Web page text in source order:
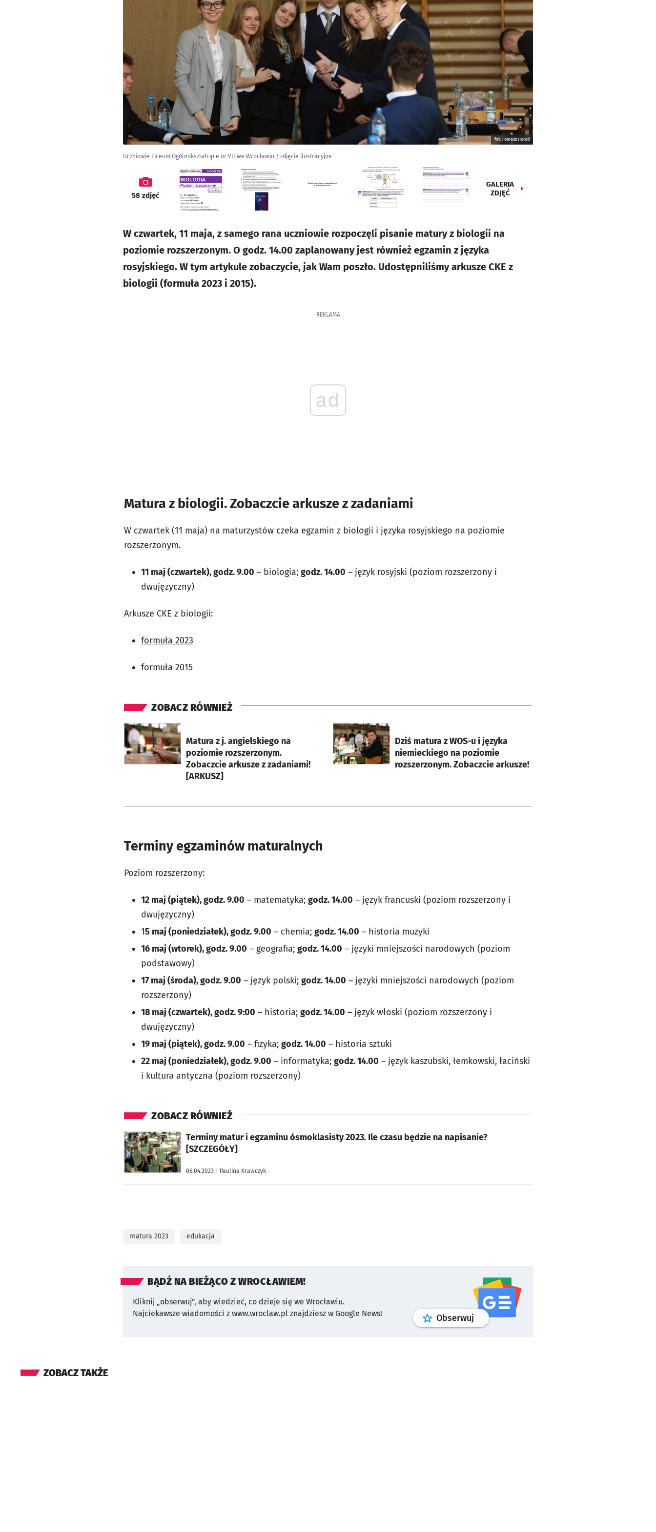
fot. Tomasz Hołod
Uczniowie Liceum Ogólnokształcące nr VII we Wrocławiu / zdjęcie ilustracyjne
galeria
58zdjęć
GALERIA
ZDJĘĆ
W czwartek, 11 maja, z samego rana uczniowie rozpoczęli pisanie matury z biologii na
poziomie rozszerzonym. O godz. 14.00 zaplanowany jest również egzamin z języka
rosyjskiego. W tym artykule zobaczycie, jak Wam poszło. Udostępniliśmy arkusze CKE z
biologii (formuła 2023 i 2015).
REKLAMA
ad
Matura z biologii. Zobaczcie arkusze z zadaniami
W czwartek (11 maja) na maturzystów czeka egzamin z biologii i języka rosyjskiego na poziomie
rozszerzonym.
11 maj (czwartek), godz. 9.00 – biologia; godz. 14.00 – język rosyjski (poziom rozszerzony i
dwujęzyczny)
Arkusze CKE z biologii:
formuła 2023
formuła 2015
ZOBACZ RÓWNIEŻ
Matura z j. angielskiego na
poziomie rozszerzonym.
Zobaczcie arkusze z zadaniami!
[ARKUSZ]
otworzy się w nowej karcie
Dziś matura z WOS-u i języka
niemieckiego na poziomie
rozszerzonym. Zobaczcie arkusze!
otworzy się w nowej karcie
Terminy egzaminów maturalnych
Poziom rozszerzony:
12 maj (piątek), godz. 9.00 – matematyka; godz. 14.00 – język francuski (poziom rozszerzony i
dwujęzyczny)
15 maj (poniedziałek), godz. 9.00 – chemia; godz. 14.00 – historia muzyki
16 maj (wtorek), godz. 9.00 – geografia; godz. 14.00 – języki mniejszości narodowych (poziom
podstawowy)
17 maj (środa), godz. 9.00 – język polski; godz. 14.00 – języki mniejszości narodowych (poziom
rozszerzony)
18 maj (czwartek), godz. 9:00 – historia; godz. 14.00 – język włoski (poziom rozszerzony i
dwujęzyczny)
19 maj (piątek), godz. 9.00 – fizyka; godz. 14.00 – historia sztuki
22 maj (poniedziałek), godz. 9.00 – informatyka; godz. 14.00 – język kaszubski, łemkowski, łaciński
i kultura antyczna (poziom rozszerzony)
ZOBACZ RÓWNIEŻ
Terminy matur i egzaminu ósmoklasisty 2023. Ile czasu będzie na napisanie?
[SZCZEGÓŁY]
06.04.2023 | Paulina Krawczyk
otworzy się w nowej karcie
matura 2023 edukacja
BĄDŹ NA BIEŻĄCO Z WROCŁAWIEM!
Kliknij „obserwuj”, aby wiedzieć, co dzieje się we Wrocławiu.
Najciekawsze wiadomości z www.wroclaw.pl znajdziesz w Google News!
Obserwuj profilgoogle news
ZOBACZ TAKŻE